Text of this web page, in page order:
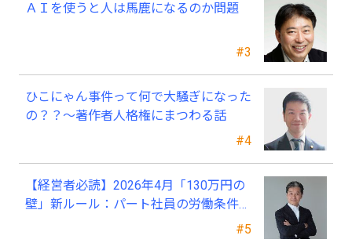
#3
ＡＩを使うと人は馬鹿になるのか問題
#4
ひこにゃん事件って何で大騒ぎになった
の？？～著作者人格権にまつわる話
#5
【経営者必読】2026年4月「130万円の
壁」新ルール：パート社員の労働条件通